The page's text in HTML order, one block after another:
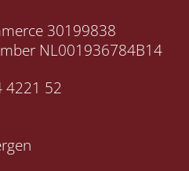
30199838
NL001936784B14
4221 52